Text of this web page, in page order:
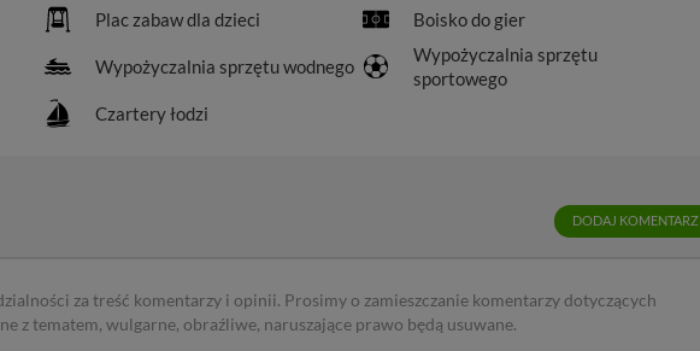
Plac zabaw dla dzieci Boisko do gier
Wypożyczalnia sprzętu wodnego
Wypożyczalnia sprzętu
sportowego
Czartery łodzi
DODAJ KOMENTARZ
za treść komentarzy i opinii. Prosimy o zamieszczanie komentarzy dotyczących
z tematem, wulgarne, obraźliwe, naruszające prawo będą usuwane.